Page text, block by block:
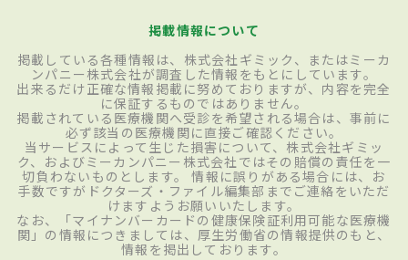
掲載情報について
掲載している各種情報は、株式会社ギミック、またはミーカ
ンパニー株式会社が調査した情報をもとにしています。
出来るだけ正確な情報掲載に努めておりますが、内容を完全
に保証するものではありません。
掲載されている医療機関へ受診を希望される場合は、事前に
必ず該当の医療機関に直接ご確認ください。
当サービスによって生じた損害について、株式会社ギミッ
ク、およびミーカンパニー株式会社ではその賠償の責任を一
切負わないものとします。 情報に誤りがある場合には、お
手数ですがドクターズ・ファイル編集部までご連絡をいただ
けますようお願いいたします。
なお、「マイナンバーカードの健康保険証利用可能な医療機
関」の情報につきましては、厚生労働省の情報提供のもと、
情報を掲出しております。